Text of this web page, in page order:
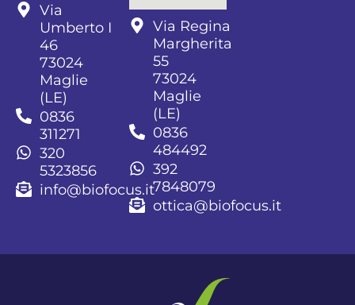
Via
Umberto I
46
73024
Maglie
(LE)
0836
311271
320
5323856
info@biofocus.it
Via Regina
Margherita
55
73024
Maglie
(LE)
0836
484492
392
7848079
ottica@biofocus.it